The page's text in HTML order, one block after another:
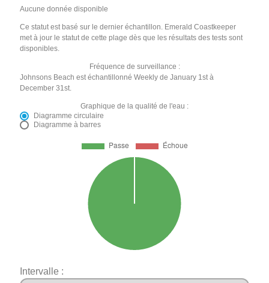
Aucune donnée disponible
Ce statut est basé sur le dernier échantillon. Emerald Coastkeeper
met à jour le statut de cette plage dès que les résultats des tests sont
disponibles.
Fréquence de surveillance :
Johnsons Beach est échantillonné Weekly de January 1st à
December 31st.
Graphique de la qualité de l'eau :
Diagramme circulaire
Diagramme à barres
Intervalle :